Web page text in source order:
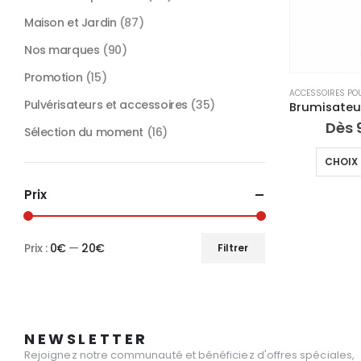
Dès
CHOIX
Maison et Jardin (87)
Nos marques (90)
Promotion (15)
Pulvérisateurs et accessoires (35)
Sélection du moment (16)
Prix
Filtrer
Prix : 0€— 20€
NEWSLETTER
Rejoignez notre communauté et bénéficiez d'offres spéciales,